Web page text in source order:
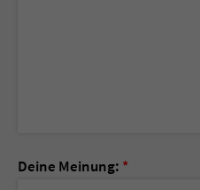
Deine Meinung: *